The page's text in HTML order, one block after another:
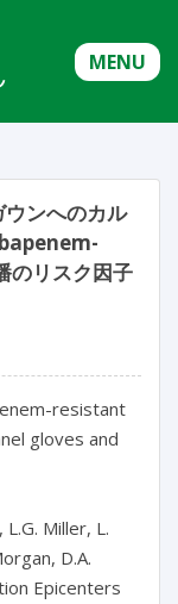
MENU
ンへのカル
リスク因子
resistant
gloves and
Miller, L.
D.A.
Epicenters